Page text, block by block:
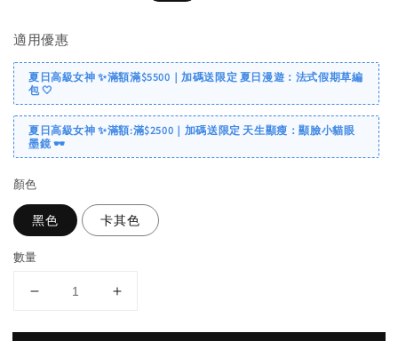
適用優惠
夏日高級女神 ✨滿額滿$5500｜加碼送限定 夏日漫遊：法式假期草編
包 🤍
夏日高級女神 ✨滿額:滿$2500｜加碼送限定 天生顯瘦：顯臉小貓眼
墨鏡 🕶️
顏色
黑色 卡其色
數量